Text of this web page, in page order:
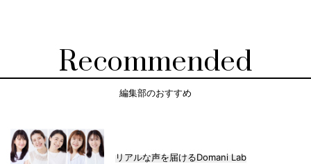
Recommended
編集部のおすすめ
リアルな声を届けるDomani Lab